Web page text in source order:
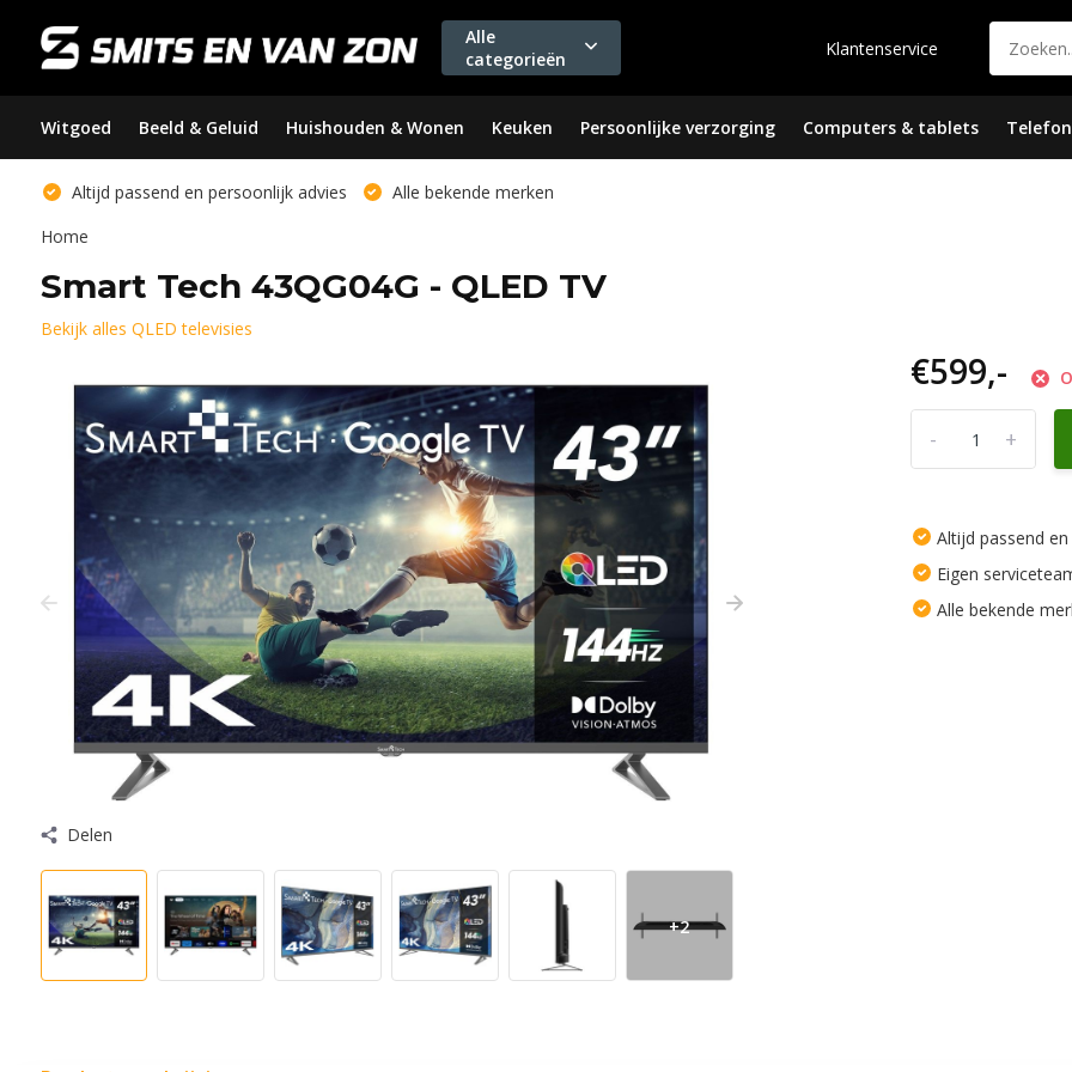
Alle
categorieën
Klantenservice
Witgoed Beeld & Geluid Huishouden & Wonen Keuken Persoonlijke verzorging Computers & tablets
Altijd passend en persoonlijk advies
Alle bekende merken
Home
Smart Tech 43QG04G - QLED TV
Bekijk alles QLED televisies
Delen
+2
€599,-
+
-
Altijd passend
Eigen
Alle bekende